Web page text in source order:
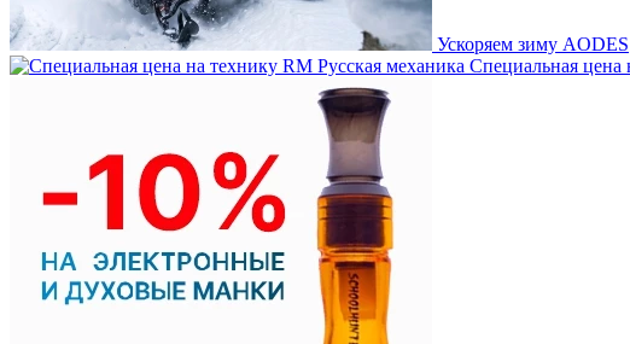
Ускоряем зиму AODES
Специальная цена